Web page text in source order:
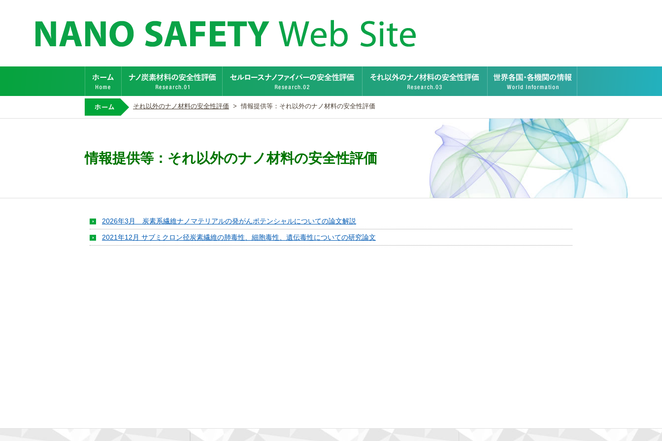
セルロースナノファイバーの安全性評価 それ以外のナノ材料の安全性評価
ホーム
それ以外のナノ材料の安全性評価 > 情報提供等：それ以外のナノ材料の安全性評価
情報提供等：それ以外のナノ材料の安全性評価
2026年3月 炭素系繊維ナノマテリアルの発がんポテンシャルについての論文解説
2021年12月 サブミクロン径炭素繊維の肺毒性、細胞毒性、遺伝毒性についての研究論文